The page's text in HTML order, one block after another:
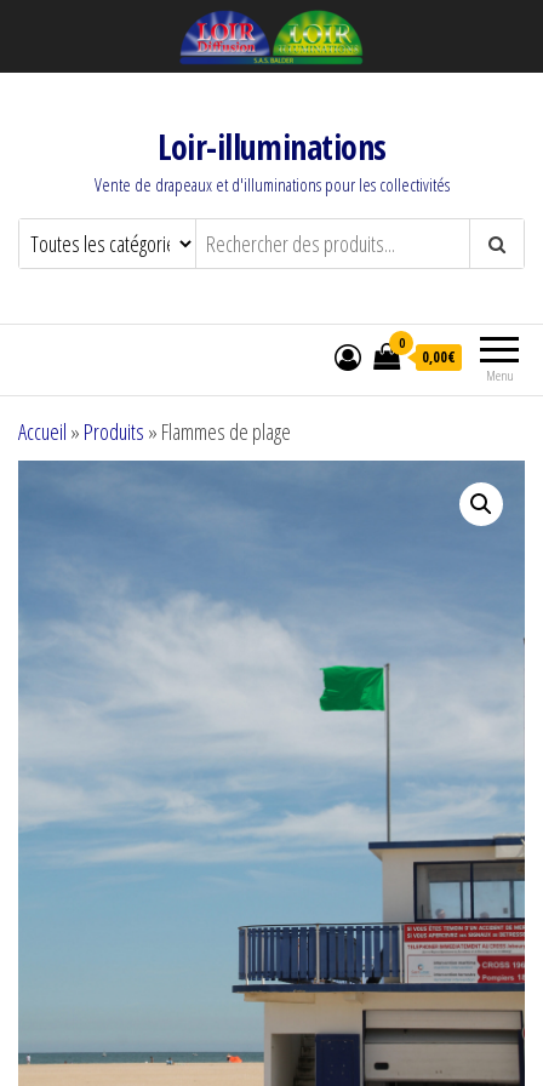
Loir-illuminations
Vente de drapeaux et d'illuminations pour les collectivités
Menu
0
0,00€
Accueil » Produits » Flammes de plage